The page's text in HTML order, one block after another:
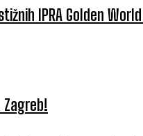
IPRA Golden